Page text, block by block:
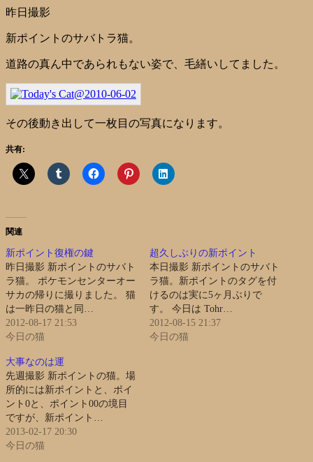
昨日撮影
新ポイントのサバトラ猫。
道路の真ん中であられもない姿で、毛繕いしてました。
その後動き出して一枚目の写真になります。
共有:
関連
新ポイント復権の鍵
昨日撮影 新ポイントのサバト
ラ猫。 ポケモンセンターオー
サカの帰りに撮りました。 猫
は一昨日の猫と同…
2012-08-17 21:53
今日の猫
超久しぶりの新ポイント
本日撮影 新ポイントのサバト
ラ猫。新ポイントのタグを付
けるのは実に5ヶ月ぶりで
す。 今日は Tohr…
2012-08-15 21:37
今日の猫
大事なのは運
先週撮影 新ポイントの猫。場
所的には新ポイントと、ポイ
ント0と、ポイント00の境目
ですが、新ポイント…
2013-02-17 20:30
今日の猫